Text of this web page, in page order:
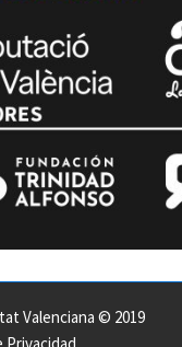
Valenciana © 2019